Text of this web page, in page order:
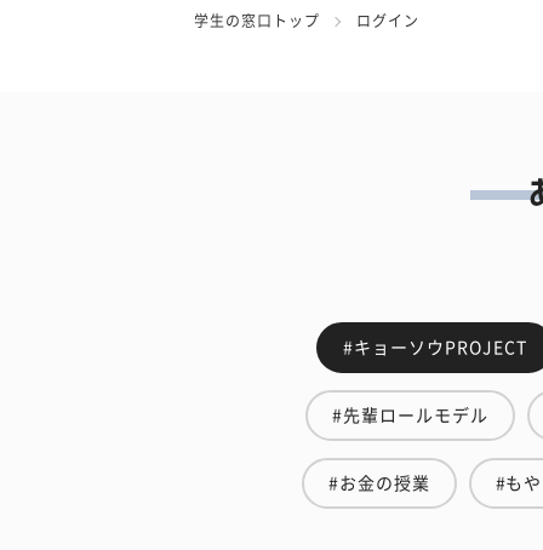
学生の窓口トップ ログイン
#キョーソウPROJECT
#先輩ロールモデル
#お金の授業 #も